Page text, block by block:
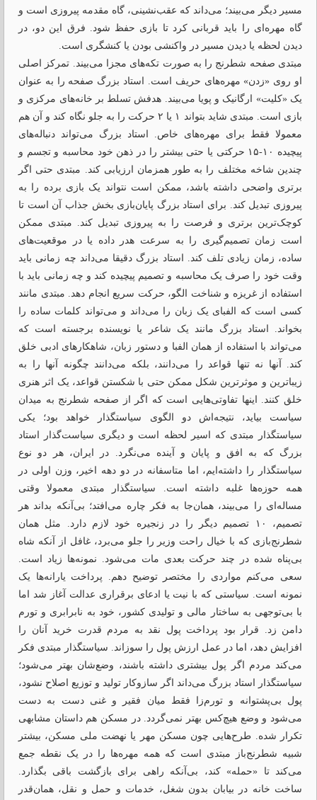
مسیر دیگر می‌بیند؛ می‌داند که عقب‌نشینی، گاه مقدمه پیروزی است و
گاه مهره‌ای را باید قربانی کرد تا بازی حفظ شود. فرق این دو، در
دیدن لحظه یا دیدن مسیر در واکنشی بودن یا کنشگری است.
مبتدی صفحه شطرنج را به صورت تکه‌های مجزا می‌بیند. تمرکز اصلی
او روی «زدن» مهره‌های حریف است. استاد بزرگ صفحه را به عنوان
یک «کلیت» ارگانیک و پویا می‌بیند. هدفش تسلط بر خانه‌های مرکزی و
بازی است. مبتدی شاید بتواند ۱ یا ۲ حرکت را به جلو نگاه کند و آن هم
معمولا فقط برای مهره‌های خاص. استاد بزرگ می‌تواند دنباله‌های
پیچیده ۱۰-۱۵ حرکتی یا حتی بیشتر را در ذهن خود محاسبه و تجسم و
چندین شاخه مختلف را به ‌طور همزمان ارزیابی کند. مبتدی حتی اگر
برتری واضحی داشته باشد، ممکن است نتواند یک بازی برده را به
پیروزی تبدیل کند. برای استاد بزرگ پایان‌بازی بخش جذاب آن است تا
کوچک‌ترین برتری و فرصت را به پیروزی تبدیل کند. مبتدی ممکن
است زمان تصمیم‌گیری را به سرعت هدر داده یا در موقعیت‌های
ساده، زمان زیادی تلف کند. استاد بزرگ دقیقا می‌داند چه زمانی باید
وقت خود را صرف یک محاسبه و تصمیم پیچیده کند و چه زمانی باید با
استفاده از غریزه و شناخت الگو، حرکت سریع انجام دهد. مبتدی مانند
کسی است که الفبای یک زبان را می‌داند و می‌تواند کلمات ساده را
بخواند. استاد بزرگ مانند یک شاعر یا نویسنده برجسته است که
می‌تواند با استفاده از همان الفبا و دستور زبان، شاهکارهای ادبی خلق
کند. آنها نه تنها قواعد را می‌دانند، بلکه می‌دانند چگونه آنها را به
زیباترین و موثرترین شکل ممکن حتی با شکستن قواعد، یک اثر هنری
خلق کنند. اینها تفاوتی‌هایی است که اگر از صفحه شطرنج به میدان
سیاست بیاید، نتیجه‌اش دو الگوی سیاستگذار خواهد بود؛ یکی
سیاستگذار مبتدی که اسیر لحظه است و دیگری سیاست‌گذار استاد
بزرگ که به افق و پایان و آینده می‌نگرد. در ایران، هر دو نوع
سیاستگذار را داشته‌ایم، اما متاسفانه در دو‌ دهه اخیر، وزن اولی در
همه حوزه‌ها غلبه داشته است. سیاستگذار مبتدی معمولا وقتی
مساله‌ای را می‌بیند، همان‌جا به فکر چاره می‌افتد؛ بی‌آنکه بداند هر
تصمیم، ۱۰ تصمیم دیگر را در زنجیره خود لازم دارد. مثل همان
شطرنج‌بازی که با خیال راحت وزیر را جلو می‌برد، غافل از آنکه شاه
بی‌پناه شده در چند حرکت بعدی مات می‌شود. نمونه‌ها زیاد است.
سعی می‌کنم مواردی را مختصر توضیح دهم. پرداخت یارانه‌ها یک
نمونه است. سیاستی که با نیت یا ادعای برقراری عدالت آغاز شد اما
با بی‌توجهی به ساختار مالی و تولیدی کشور، خود به نابرابری و تورم
دامن زد. قرار بود پرداخت پول نقد به مردم قدرت خرید آنان را
افزایش دهد، اما در عمل ارزش پول را سوزاند. سیاستگذار مبتدی فکر
می‌کند مردم اگر پول بیشتری داشته باشند، وضع‌شان بهتر می‌شود؛
سیاستگذار استاد بزرگ می‌داند اگر سازوکار تولید و توزیع اصلاح نشود،
پول بی‌پشتوانه و‌ تورم‌زا فقط میان فقیر و غنی دست ‌به دست
می‌شود و وضع هیچ‌کس بهتر نمی‌گردد. در مسکن هم داستان مشابهی
تکرار شده. طرح‌هایی چون مسکن مهر یا نهضت ملی مسکن، بیشتر
شبیه شطرنج‌باز مبتدی است که همه مهره‌ها را در یک نقطه جمع
می‌کند تا «حمله» کند، بی‌آنکه راهی برای بازگشت باقی بگذارد.
ساخت خانه در بیابان بدون شغل، خدمات و حمل‌ و نقل، همان‌قدر